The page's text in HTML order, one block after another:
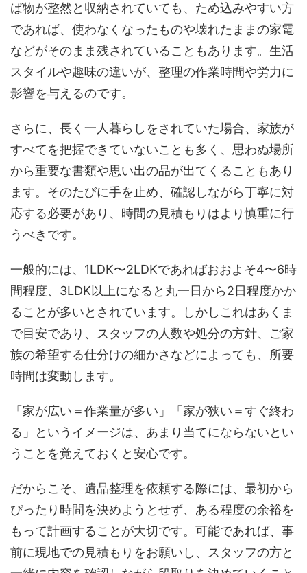
ば物が整然と収納されていても、ため込みやすい方
であれば、使わなくなったものや壊れたままの家電
などがそのまま残されていることもあります。生活
スタイルや趣味の違いが、整理の作業時間や労力に
影響を与えるのです。
さらに、長く一人暮らしをされていた場合、家族が
すべてを把握できていないことも多く、思わぬ場所
から重要な書類や思い出の品が出てくることもあり
ます。そのたびに手を止め、確認しながら丁寧に対
応する必要があり、時間の見積もりはより慎重に行
うべきです。
一般的には、1LDK〜2LDKであればおおよそ4〜6時
間程度、3LDK以上になると丸一日から2日程度かか
ることが多いとされています。しかしこれはあくま
で目安であり、スタッフの人数や処分の方針、ご家
族の希望する仕分けの細かさなどによっても、所要
時間は変動します。
「家が広い＝作業量が多い」「家が狭い＝すぐ終わ
る」というイメージは、あまり当てにならないとい
うことを覚えておくと安心です。
だからこそ、遺品整理を依頼する際には、最初から
ぴったり時間を決めようとせず、ある程度の余裕を
もって計画することが大切です。可能であれば、事
前に現地での見積もりをお願いし、スタッフの方と